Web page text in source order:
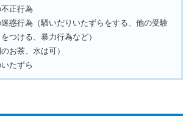
正行為
惑行為（騒いだりいたずらをする、他の受験
つける、暴力行為など）
お茶、水は可）
たずら